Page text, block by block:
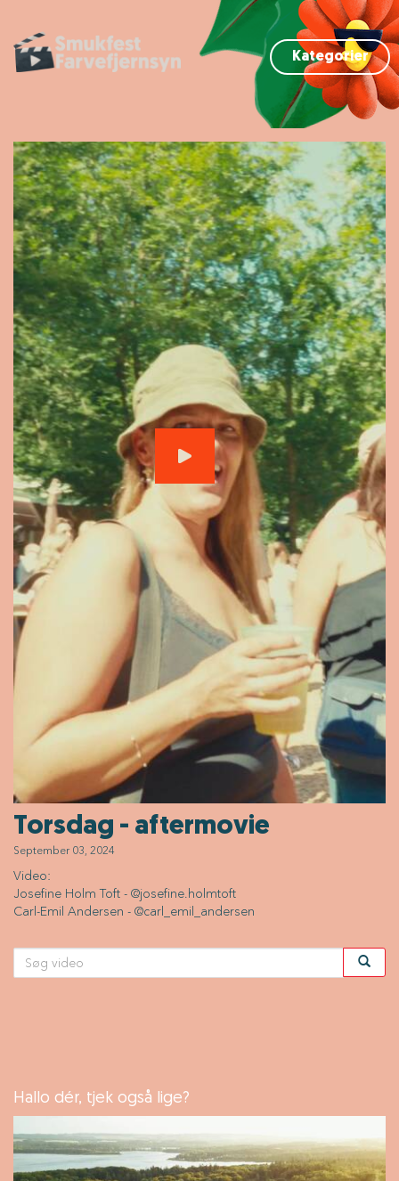
Kategorier
Torsdag - aftermovie
September 03, 2024
Video:
Josefine Holm Toft - @josefine.holmtoft
Carl-Emil Andersen - @carl_emil_andersen
Hallo dér, tjek også lige?